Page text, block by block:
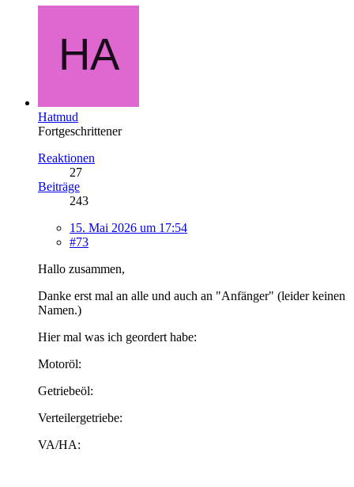
Hatmud
Fortgeschrittener
Reaktionen
27
Beiträge
243
15. Mai 2026 um 17:54
#73
Hallo zusammen,
Danke erst mal an alle und auch an "Anfänger" (leider keinen
Namen.)
Hier mal was ich geordert habe:
Motoröl:
Getriebeöl:
Verteilergetriebe:
VA/HA: